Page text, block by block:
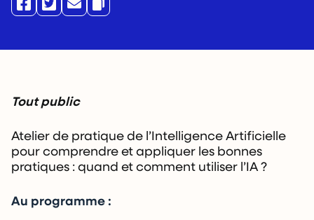
Tout public
Atelier de pratique de l’Intelligence Artificielle
pour comprendre et appliquer les bonnes
pratiques : quand et comment utiliser l’IA ?
Au programme :